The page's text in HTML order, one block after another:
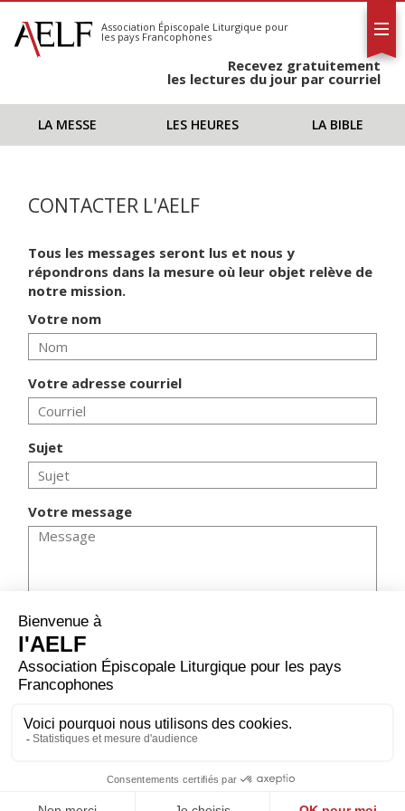
S'abonner
Calendrier
Association Épiscopale Liturgique pour
les pays Francophones
Recevez gratuitement
les lectures du jour par courriel
LA MESSE LES HEURES LA BIBLE
CONTACTER L'AELF
Tous les messages seront lus et nous y
répondrons dans la mesure où leur objet relève de
notre mission.
Votre nom
Votre adresse courriel
Sujet
Votre message
ENVOYER